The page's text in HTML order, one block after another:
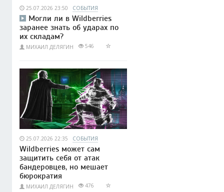
25.07.2026 23:50 СОБЫТИЯ
Могли ли в Wildberries
заранее знать об ударах по
их складам?
МИХАИЛ ДЕЛЯГИН 546
25.07.2026 22:35 СОБЫТИЯ
Wildberries может сам
защитить себя от атак
бандеровцев, но мешает
бюрократия
МИХАИЛ ДЕЛЯГИН 476